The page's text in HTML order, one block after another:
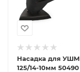
Насадка для УШМ
125/14-10мм 50490